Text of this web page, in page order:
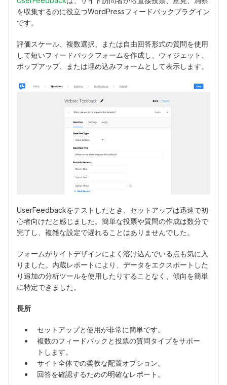
を収集するのに役立つWordPressフィードバックプラグイン
です。
評価スケール、複数選択、または自由回答形式の質問を使用
して短いフィードバックフォームを作成し、ウィジェット、
ポップアップ、または埋め込みフォームとして表示します。
UserFeedbackをテストしたとき、セットアップは迅速で初
心者向けだと感じました。簡単な投票や質問の作成は数分で
完了し、複雑な設定で遅れることはありませんでした。
フォームがサイトデザインによく溶け込んでいる点も気に入
りました。内蔵レポートにより、データをエクスポートした
り追加の分析ツールを使用したりすることなく、傾向を簡単
に特定できました。
長所
セットアップと使用が非常に簡単です。
複数のフィードバックと投票の質問タイプをサポー
トします。
サイト全体での柔軟な配置オプション。
回答を確認するための明確なレポート。